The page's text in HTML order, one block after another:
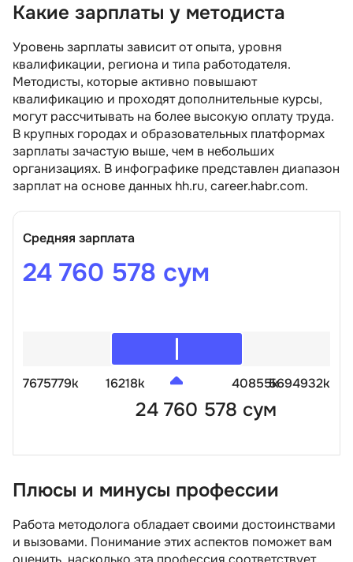
Какие зарплаты у методиста
Уровень зарплаты зависит от опыта, уровня
квалификации, региона и типа работодателя.
Методисты, которые активно повышают
квалификацию и проходят дополнительные курсы,
могут рассчитывать на более высокую оплату труда.
В крупных городах и образовательных платформах
зарплаты зачастую выше, чем в небольших
организациях. В инфографике представлен диапазон
зарплат на основе данных hh.ru, career.habr.com.
Средняя зарплата
24 760 578 сум
7675779k 16218k
24 760 578 сум
40855k5694932k
Плюсы и минусы профессии
Работа методолога обладает своими достоинствами
и вызовами. Понимание этих аспектов поможет вам